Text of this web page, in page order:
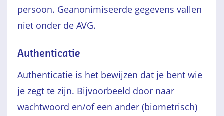
persoon. Geanonimiseerde gegevens vallen
niet onder de AVG.
Authenticatie
Authenticatie is het bewijzen dat je bent wie
je zegt te zijn. Bijvoorbeeld door naar
wachtwoord en/of een ander (biometrisch)